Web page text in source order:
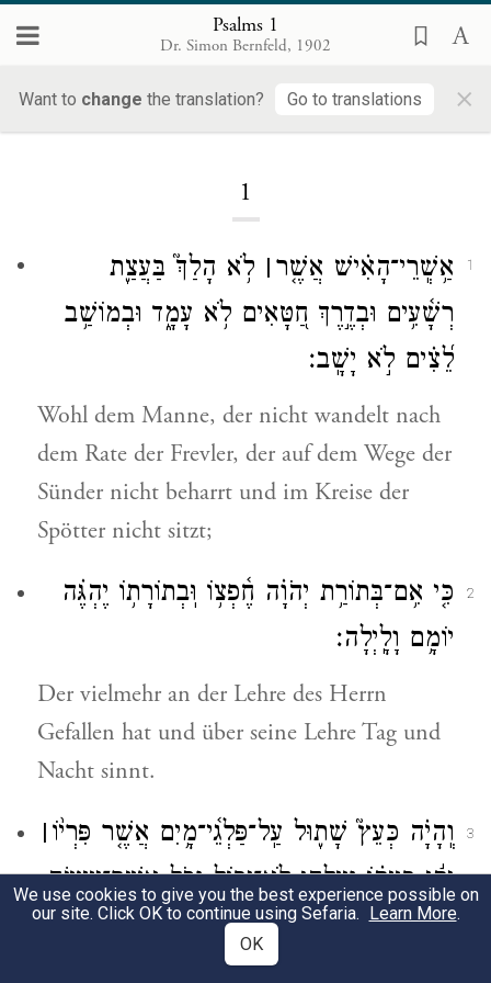
Psalms 1
Dr. Simon Bernfeld, 1902
Want to change the translation? Go to translations ×
Psalms
1
1 אַ֥שְֽׁרֵי־הָאִ֗ישׁ אֲשֶׁ֤ר׀ לֹ֥א הָלַךְ֮ בַּעֲצַ֢ת
רְשָׁ֫עִ֥ים וּבְדֶ֣רֶךְ חַ֭טָּאִים לֹ֥א עָמָ֑ד וּבְמוֹשַׁ֥ב
לֵ֝צִ֗ים לֹ֣א יָשָֽׁב׃
Wohl dem Manne, der nicht wandelt nach
dem Rate der Frevler, der auf dem Wege der
Sünder nicht beharrt und im Kreise der
Spötter nicht sitzt;
2 כִּ֤י אִ֥ם־בְּתוֹרַ֥ת יְהֹוָ֗ה חֶ֫פְצ֥וֹ וּֽבְתוֹרָת֥וֹ יֶהְגֶּ֗ה
יוֹמָ֥ם וָלָֽיְלָה׃
Der vielmehr an der Lehre des Herrn
Gefallen hat und über seine Lehre Tag und
Nacht sinnt.
3 וְֽהָיָ֗ה כְּעֵץ֮ שָׁת֢וּל עַֽל־פַּלְגֵ֫י־מָ֥יִם אֲשֶׁ֤ר פִּרְי֨וֹ׀
יִתֵּ֬ן בְּעִתּ֗וֹ וְעָלֵ֥הוּ לֹֽא־יִבּ֑וֹל וְכֹ֖ל אֲשֶׁר־יַעֲשֶׂ֣ה
יַצְלִֽיחַ׃
We use cookies to give you the best experience possible on
our site. Click OK to continue using Sefaria. Learn More.
OK